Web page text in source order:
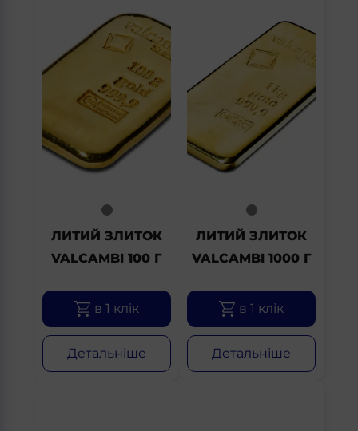
ЛИТИЙ ЗЛИТОК
VALCAMBI 100 Г
в 1 клік
Детальніше
ЛИТИЙ ЗЛИТОК
VALCAMBI 1000 Г
в 1 клік
Детальніше